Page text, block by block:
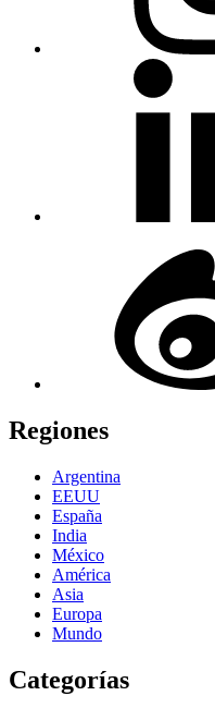
Regiones
Argentina
EEUU
España
India
México
América
Asia
Europa
Mundo
Categorías